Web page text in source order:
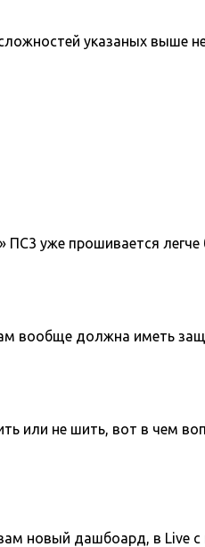
указаных выше
ПС3 уже прошивается легче
вообще должна иметь
или не шить, вот в чем
новый дашбоард, в Live